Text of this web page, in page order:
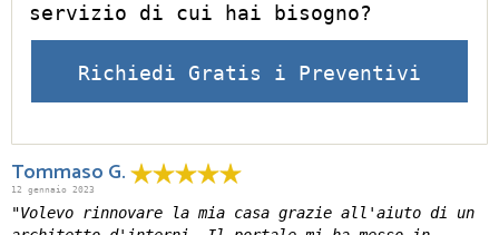
servizio di cui hai bisogno?
Richiedi Gratis i Preventivi
Tommaso G.
12 gennaio 2023
"Volevo rinnovare la mia casa grazie all'aiuto di un